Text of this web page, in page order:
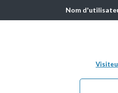
Nom
Chercher